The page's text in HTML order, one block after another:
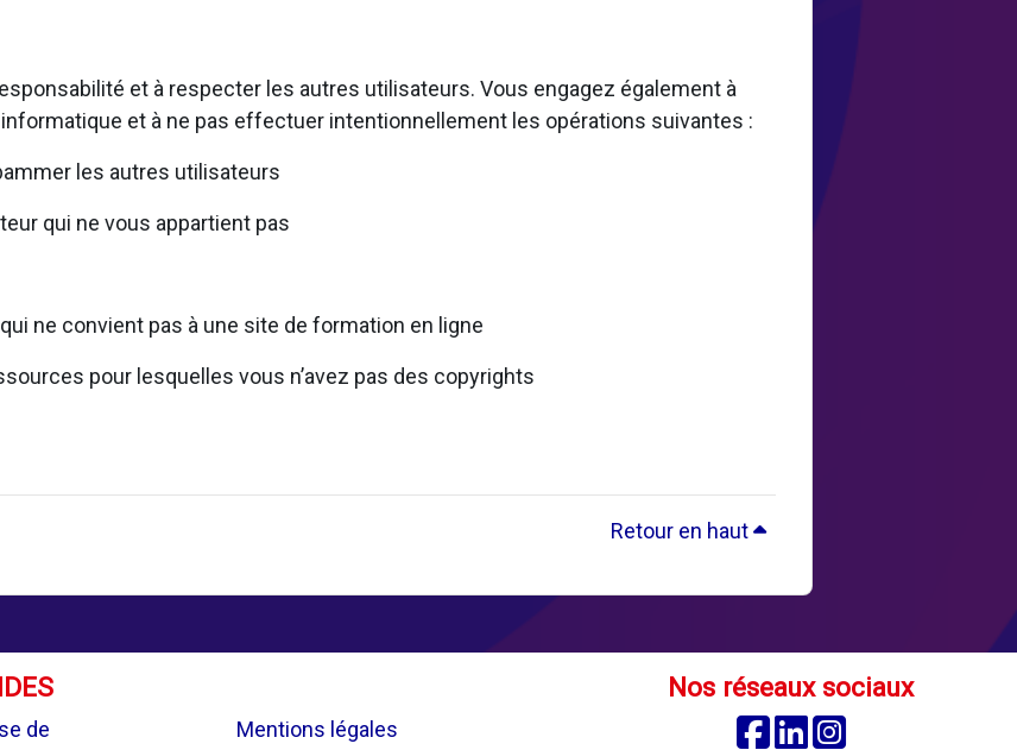
et à respecter les autres utilisateurs. Vous engagez également à
et à ne pas effectuer intentionnellement les opérations suivantes :
les autres utilisateurs
qui ne vous appartient pas
ne convient pas à une site de formation en ligne
pour lesquelles vous n’avez pas des copyrights
Retour en haut
de
Mentions légales
Nos réseaux sociaux
FacebookLinkedin